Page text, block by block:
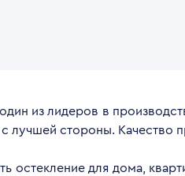
из лидеров в
лучшей стороны. Качество
остекление для дома,